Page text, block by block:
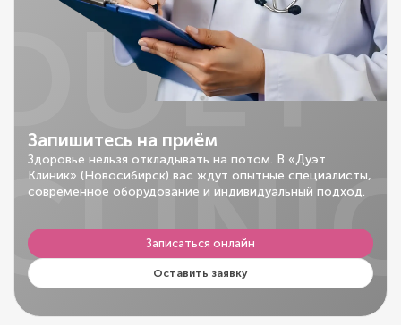
Запишитесь на приём
Здоровье нельзя откладывать на потом. В «Дуэт
Клиник» (Новосибирск) вас ждут опытные специалисты,
современное оборудование и индивидуальный подход.
Записаться онлайн
Оставить заявку